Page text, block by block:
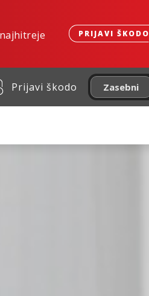
PRIJAVI ŠKODO
Prijavi škodo Zasebni